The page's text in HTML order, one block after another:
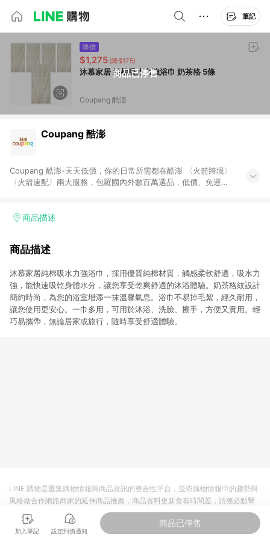
筆記
商品已停售
降價
$1,275 (降$175)
沐慕家居 純棉吸水力強浴巾 奶茶格 5條
Coupang 酷澎
Coupang 酷澎
Coupang 酷澎-天天低價，你的日常所需都在酷澎 〈火箭跨境〉
〈火箭速配〉兩大服務，包羅國內外數百萬選品，低價、免運，
加入WOW會員告別湊免運，火箭速配、火箭跨境優質選品不限金
商品描述
商品描述
沐慕家居純棉吸水力強浴巾，採用優質純棉材質，觸感柔軟舒適，吸水力
強，能快速吸乾身體水分，讓您享受乾爽舒適的沐浴體驗。奶茶格紋設計
簡約時尚，為您的浴室增添一抹溫馨氣息。浴巾不易掉毛絮，經久耐用，
讓您使用更安心。一巾多用，可用於沐浴、洗臉、擦手，方便又實用。輕
巧易攜帶，無論居家或旅行，隨時享受舒適體驗。
加入筆記 設定到價通知
商品已停售
LINE 購物是匯集購物情報與商品資訊的整合性平台，並依購物情報中的趨勢與
風格做合作網路商家的延伸商品推薦，商品資料更新會有時間差，請務必點擊
商品至各合作網路商家，確認現售價與購物條件，一切資訊以合作廠商網頁為
準。